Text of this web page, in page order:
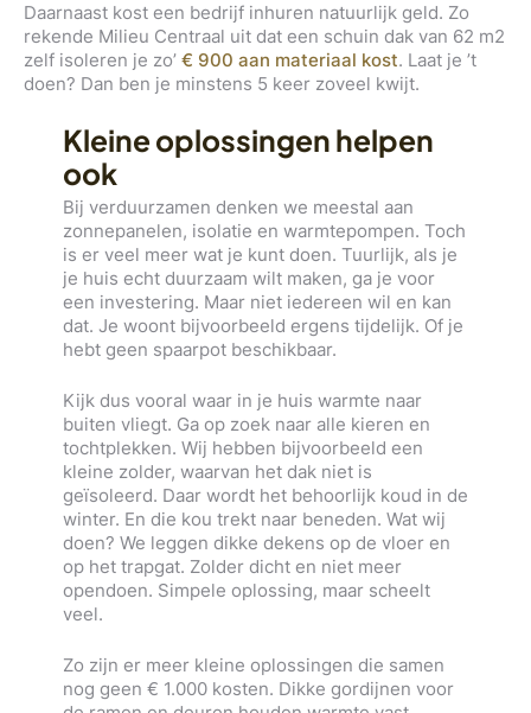
Daarnaast kost een bedrijf inhuren natuurlijk geld. Zo
rekende Milieu Centraal uit dat een schuin dak van 62 m2
zelf isoleren je zo’ € 900 aan materiaal kost. Laat je ’t
doen? Dan ben je minstens 5 keer zoveel kwijt.
Kleine oplossingen helpen
ook
Bij verduurzamen denken we meestal aan
zonnepanelen, isolatie en warmtepompen. Toch
is er veel meer wat je kunt doen. Tuurlijk, als je
je huis echt duurzaam wilt maken, ga je voor
een investering. Maar niet iedereen wil en kan
dat. Je woont bijvoorbeeld ergens tijdelijk. Of je
hebt geen spaarpot beschikbaar.
Kijk dus vooral waar in je huis warmte naar
buiten vliegt. Ga op zoek naar alle kieren en
tochtplekken. Wij hebben bijvoorbeeld een
kleine zolder, waarvan het dak niet is
geïsoleerd. Daar wordt het behoorlijk koud in de
winter. En die kou trekt naar beneden. Wat wij
doen? We leggen dikke dekens op de vloer en
op het trapgat. Zolder dicht en niet meer
opendoen. Simpele oplossing, maar scheelt
veel.
Zo zijn er meer kleine oplossingen die samen
nog geen € 1.000 kosten. Dikke gordijnen voor